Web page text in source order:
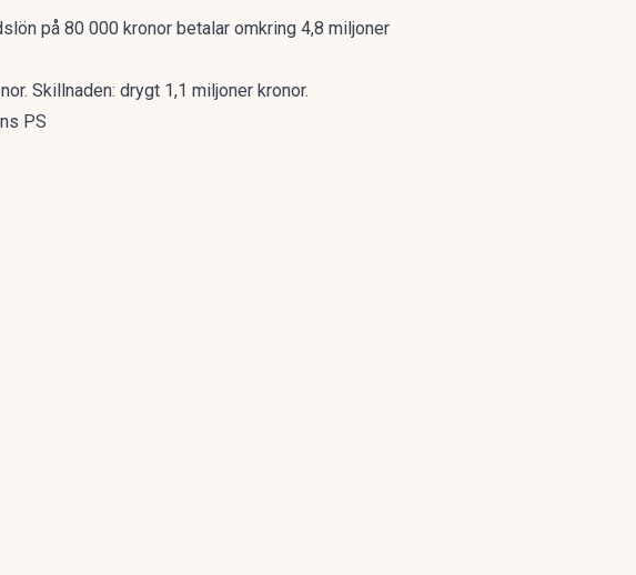
på 80 000 kronor betalar omkring 4,8 miljoner
Skillnaden: drygt 1,1 miljoner kronor.
PS